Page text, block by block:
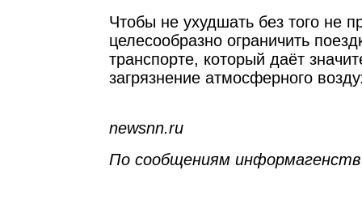
Чтобы не ухудшать без того не
целесообразно ограничить
транспорте, который даёт
загрязнение атмосферного
newsnn.ru
По сообщениям информагенств